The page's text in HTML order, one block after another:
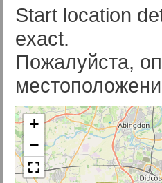
Start location
exact.
Пожалуйста,
+
−